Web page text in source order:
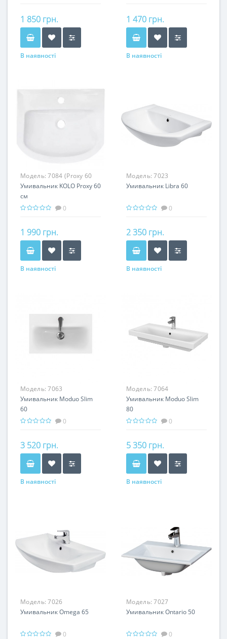
1 850 грн.
В наявності
1 470 грн.
В наявності
Модель:7084 (Proxy 60
см)
Умивальник KOLO Proxy 60
см
0
1 990 грн.
В наявності
Модель:7023
Умивальник Libra 60
0
2 350 грн.
В наявності
Модель:7063
Умивальник Moduo Slim
60
0
3 520 грн.
В наявності
Модель:7064
Умивальник Moduo Slim
80
0
5 350 грн.
В наявності
Модель:7026
Умивальник Omega 65
0
Модель:7027
Умивальник Ontario 50
0